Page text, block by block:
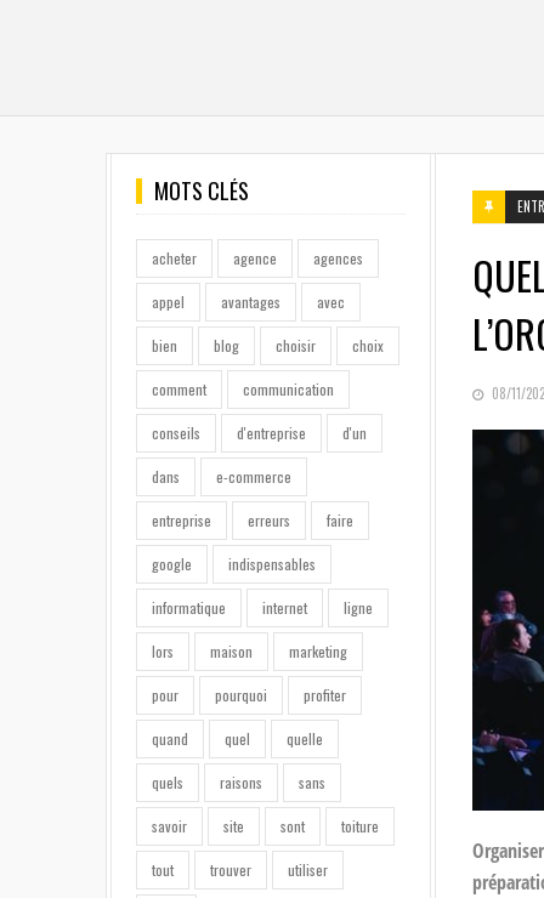
MOTS CLÉS
acheter agence agences
appel avantages avec
bien blog choisir choix
comment communication
conseils d'entreprise d'un
dans e-commerce
entreprise erreurs faire
google indispensables
informatique internet ligne
lors maison marketing
pour pourquoi profiter
quand quel quelle
quels raisons sans
savoir site sont toiture
tout trouver utiliser
POSTED
08/11/